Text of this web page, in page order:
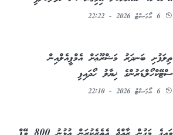
6 އޯގަސްޓު 2026 - 22:22
ތިލަފުށި ބަނދަރު މަޝްރޫޢަށް އެމްޕީއެލްއިން
ސްޓޭކްހޯލްޑަރުންގެ ޚިޔާލު ހޯދައިފި
6 އޯގަސްޓު 2026 - 22:10